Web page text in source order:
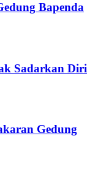
Bapenda
Sadarkan Diri
Gedung